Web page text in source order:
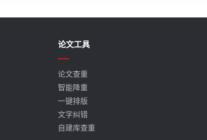
论文工具
论文查重
智能降重
一键排版
文字纠错
自建库查重